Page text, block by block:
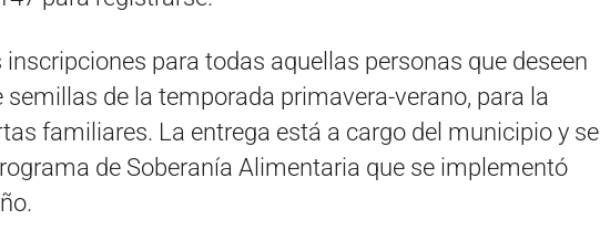
para todas aquellas personas que deseen
semillas de la temporada primavera-verano, para la
familiares. La entrega está a cargo del municipio y se
de Soberanía Alimentaria que se implementó